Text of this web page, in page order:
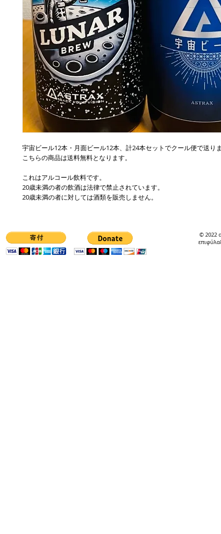
宇宙ビール12本・月面ビール12本、計24本セットでクール便で送り
こちらの商品は送料無料となります。
これはアルコール飲料です。
20歳未満の者の飲酒は法律で禁止されています。
20歳未満の者に対しては酒類を販売しません。
© 2022